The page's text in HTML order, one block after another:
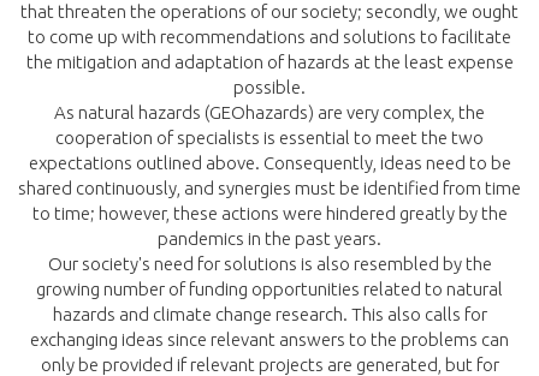
that threaten the operations of our society; secondly, we ought
to come up with recommendations and solutions to facilitate
the mitigation and adaptation of hazards at the least expense
possible.
As natural hazards (GEOhazards) are very complex, the
cooperation of specialists is essential to meet the two
expectations outlined above. Consequently, ideas need to be
shared continuously, and synergies must be identified from time
to time; however, these actions were hindered greatly by the
pandemics in the past years.
Our society's need for solutions is also resembled by the
growing number of funding opportunities related to natural
hazards and climate change research. This also calls for
exchanging ideas since relevant answers to the problems can
only be provided if relevant projects are generated, but for